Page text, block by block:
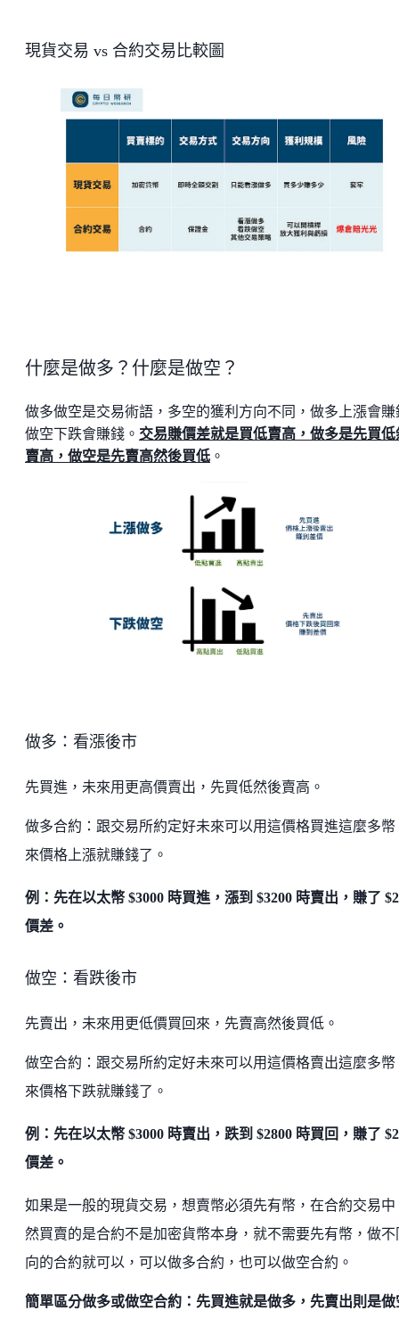
現貨交易 vs 合約交易比較圖
什麼是做多？什麼是做空？
做多做空是交易術語，多空的獲利方向不同，做多上漲會賺
做空下跌會賺錢。 交易賺價差就是買低賣高，做多是先買低
賣高，做空是先賣高然後買低 。
做多：看漲後市
先買進，未來用更高價賣出，先買低然後賣高。
做多合約：跟交易所約定好未來可以用這價格買進這麼多幣
來價格上漲就賺錢了。
例：先在以太幣 $3000 時買進，漲到 $3200 時賣出，賺了
價差。
做空：看跌後市
先賣出，未來用更低價買回來，先賣高然後買低。
做空合約：跟交易所約定好未來可以用這價格賣出這麼多幣
來價格下跌就賺錢了。
例：先在以太幣 $3000 時賣出，跌到 $2800 時買回，賺了
價差。
如果是一般的現貨交易，想賣幣必須先有幣，在合約交易中
然買賣的是合約不是加密貨幣本身，就不需要先有幣，做不
向的合約就可以，可以做多合約，也可以做空合約。
簡單區分做多或做空合約：先買進就是做多，先賣出則是做